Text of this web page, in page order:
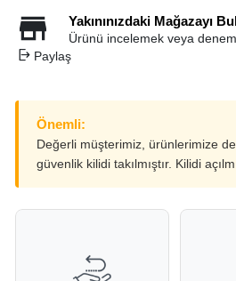
Yakınınızdaki Mağazayı
Ürünü incelemek veya
Paylaş
Önemli:
Değerli müşterimiz, ürünlerimize
güvenlik kilidi takılmıştır. Kilidi